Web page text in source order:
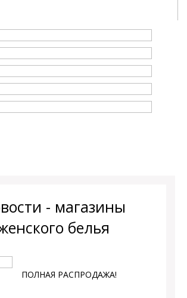
- магазины
белья
ПОЛНАЯ РАСПРОДАЖА!